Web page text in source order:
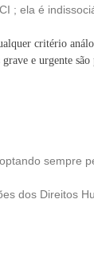
ela é
critério
e urgente
sempre
dos Direitos